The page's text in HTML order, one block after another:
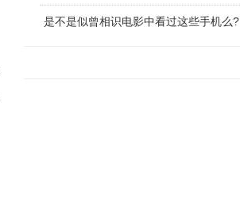
是不是似曾相识电影中看过这些手机么?